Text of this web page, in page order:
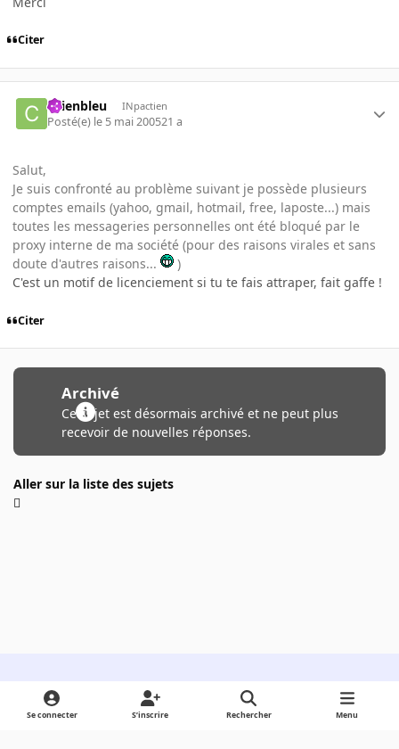
Citer
chienbleu INpactien
Posté(e) le 5 mai 200521 a
Salut,
Je suis confronté au problème suivant je possède plusieurs
comptes emails (yahoo, gmail, hotmail, free, laposte...) mais
toutes les messageries personnelles ont été bloqué par le
proxy interne de ma société (pour des raisons virales et sans
doute d'autres raisons...
)
C'est un motif de licenciement si tu te fais attraper, fait gaffe !
Citer
Archivé
Ce sujet est désormais archivé et ne peut plus
recevoir de nouvelles réponses.
Aller sur la liste des sujets
Light ModeDark ModeSystem Preference
Se connecter S’inscrire Rechercher Menu